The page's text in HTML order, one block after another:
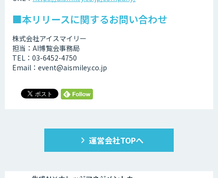
■本リリースに関するお問い合わせ
株式会社アイスマイリー
担当：AI博覧会事務局
TEL：03-6452-4750
Email：event@aismiley.co.jp
運営会社TOPへ